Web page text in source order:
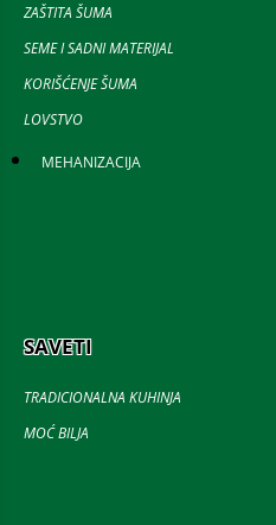
ZAŠTITA ŠUMA
SEME I SADNI MATERIJAL
KORIŠĆENJE ŠUMA
LOVSTVO
MEHANIZACIJA
SAVETI
TRADICIONALNA KUHINJA
MOĆ BILJA